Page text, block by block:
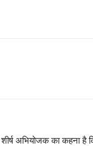
शीर्ष अभियोजक का कहना है